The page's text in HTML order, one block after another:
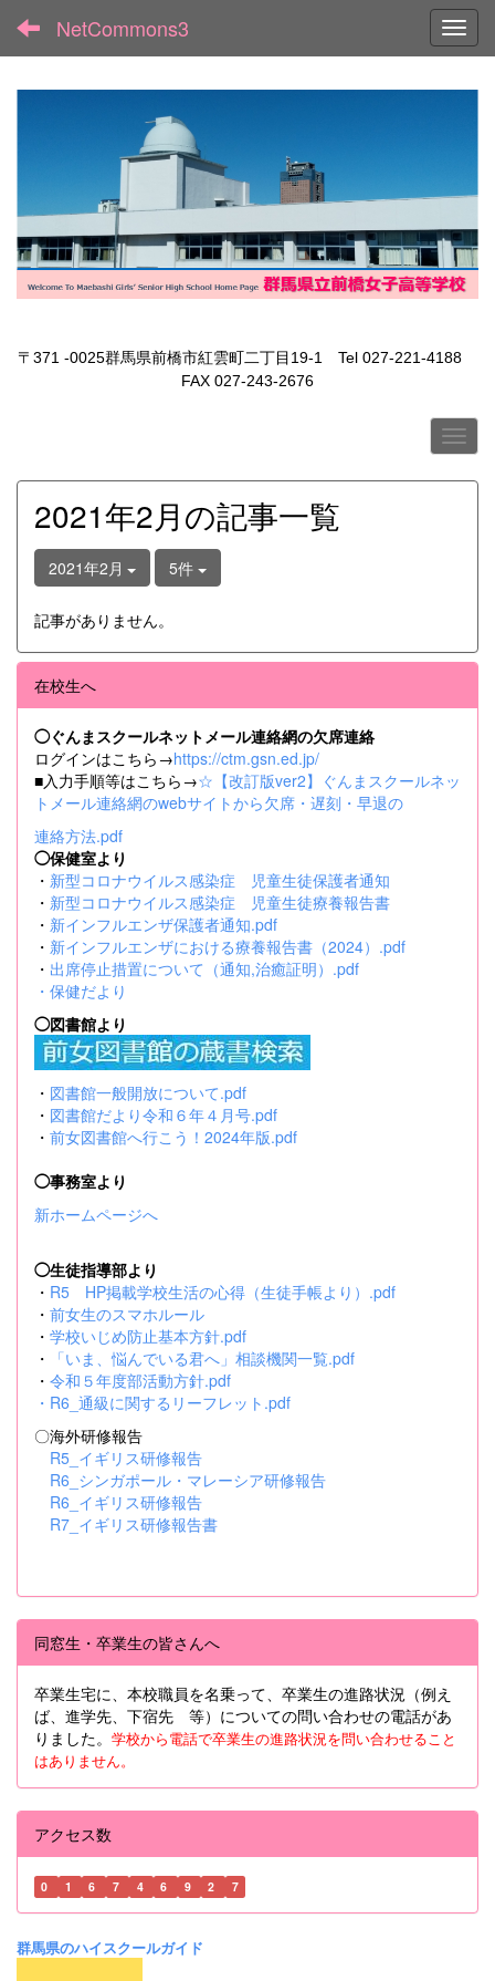
NetCommons3
〒371 -0025群馬県前橋市紅雲町二丁目19-1 Tel 027-221-4188
FAX 027-243-2676
2021年2月の記事一覧
2021年2月 5件
記事がありません。
在校生へ
◯ぐんまスクールネットメール連絡網の欠席連絡
ログインはこちら→https://ctm.gsn.ed.jp/
■入力手順等はこちら→☆【改訂版ver2】ぐんまスクールネッ
トメール連絡網のwebサイトから欠席・遅刻・早退の
連絡方法.pdf
◯保健室より
・ 新型コロナウイルス感染症 児童生徒保護者通知
・ 新型コロナウイルス感染症 児童生徒療養報告書
・ 新インフルエンザ保護者通知.pdf
・ 新インフルエンザにおける療養報告書（2024）.pdf
・ 出席停止措置について（通知,治癒証明）.pdf
・ 保健だより
◯図書館より
・ 図書館一般開放について.pdf
・ 図書館だより令和６年４月号.pdf
・ 前女図書館へ行こう！2024年版.pdf
◯事務室より
新ホームページへ
◯生徒指導部より
・ R5 HP掲載学校生活の心得（生徒手帳より）.pdf
・ 前女生のスマホルール
・ 学校いじめ防止基本方針.pdf
・
「いま、悩んでいる君へ」相談機関一覧.pdf
・ 令和５年度部活動方針.pdf
・ R6_通級に関するリーフレット.pdf
〇海外研修報告
R5_イギリス研修報告
R6_シンガポール・マレーシア研修報告
R6_イギリス研修報告
R7_イギリス研修報告書
同窓生・卒業生の皆さんへ
卒業生宅に、本校職員を名乗って、卒業生の進路状況（例え
ば、進学先、下宿先 等）についての問い合わせの電話があ
りました。 学校から電話で卒業生の進路状況を問い合わせること
はありません。
アクセス数
0 1 6 7 4 6 9 2 7
群馬県のハイスクールガイド